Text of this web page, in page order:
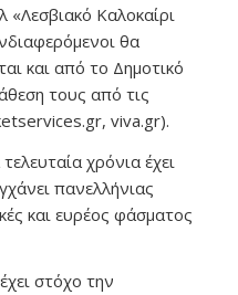
«Λεσβιακό Καλοκαίρι
θα
και από το Δημοτικό
τους από τις
viva.gr).
χρόνια έχει
πανελλήνιας
και ευρέος φάσματος
στόχο την